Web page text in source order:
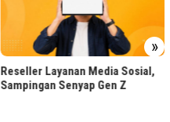
»
Reseller Layanan Media Sosial,
Sampingan Senyap Gen Z